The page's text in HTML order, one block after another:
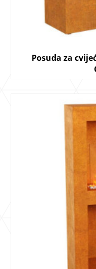
Posuda za